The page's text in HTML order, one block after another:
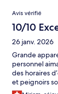
Avis
Avis vérifié
10/10
26 janv. 2026
Grande
personnel
des horaires
et peignoirs